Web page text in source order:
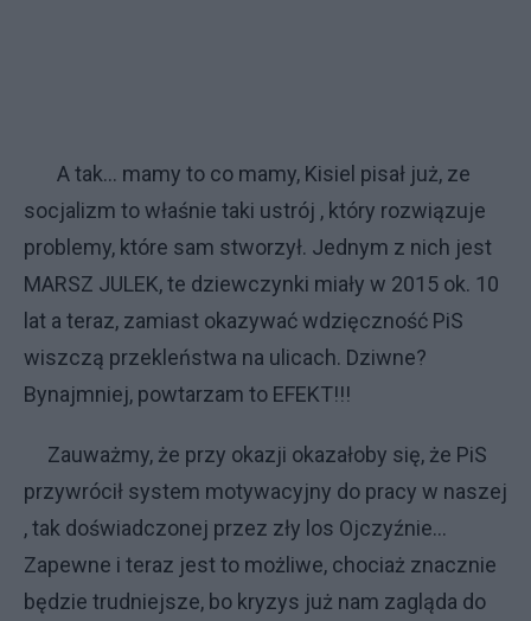
A tak... mamy to co mamy, Kisiel pisał już, ze
socjalizm to właśnie taki ustrój , który rozwiązuje
problemy, które sam stworzył. Jednym z nich jest
MARSZ JULEK, te dziewczynki miały w 2015 ok. 10
lat a teraz, zamiast okazywać wdzięczność PiS
wiszczą przekleństwa na ulicach. Dziwne?
Bynajmniej, powtarzam to EFEKT!!!
Zauważmy, że przy okazji okazałoby się, że PiS
przywrócił system motywacyjny do pracy w naszej
, tak doświadczonej przez zły los Ojczyźnie...
Zapewne i teraz jest to możliwe, chociaż znacznie
będzie trudniejsze, bo kryzys już nam zagląda do